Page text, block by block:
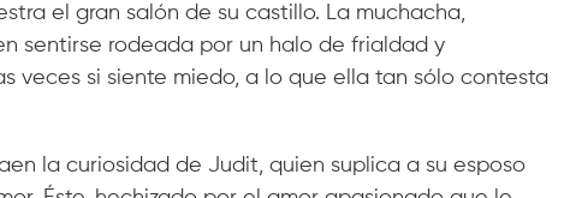
el gran salón de su castillo. La muchacha,
sentirse rodeada por un halo de frialdad y
veces si siente miedo, a lo que ella tan sólo contesta
la curiosidad de Judit, quien suplica a su esposo